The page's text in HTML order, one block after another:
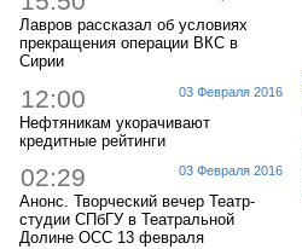
Лавров рассказал об условиях
прекращения операции ВКС в
Сирии
03 Февраля 2016
12:00
Нефтяникам укорачивают
кредитные рейтинги
03 Февраля 2016
02:29
Анонс. Творческий вечер Театр-
студии СПбГУ в Театральной
Долине ОСС 13 февраля